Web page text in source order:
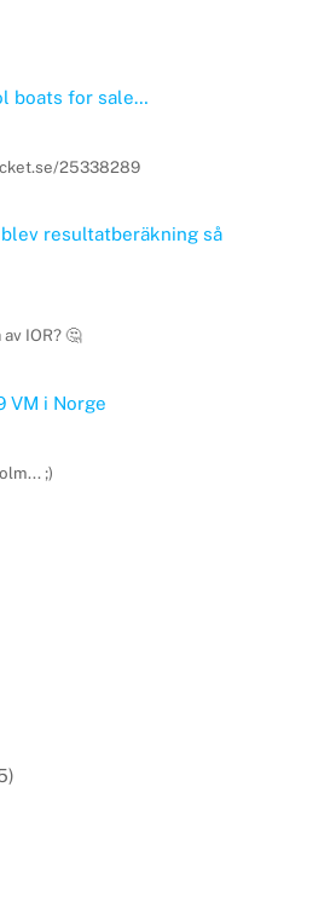
boats for sale…
25338289
blev resultatberäkning så
IOR? 🤔
VM i Norge
;)